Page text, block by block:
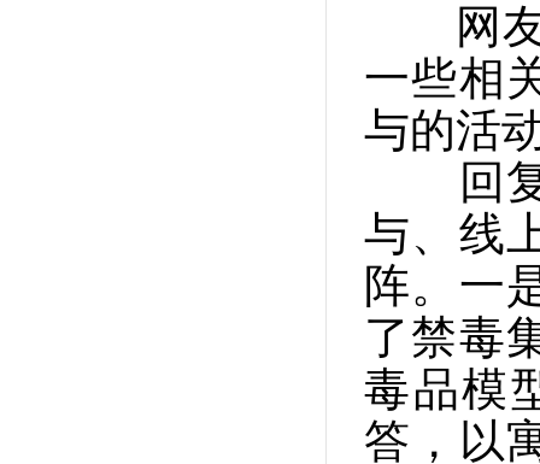
网友“
一些相
与的活
回复
与、线
阵。一
了禁毒
毒品模
答，以